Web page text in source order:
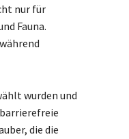
nur für
Fauna.
wurden und
die die